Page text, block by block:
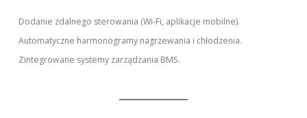
Dodanie zdalnego sterowania (Wi-Fi, aplikacje mobilne).
Automatyczne harmonogramy nagrzewania i chłodzenia.
Zintegrowane systemy zarządzania BMS.